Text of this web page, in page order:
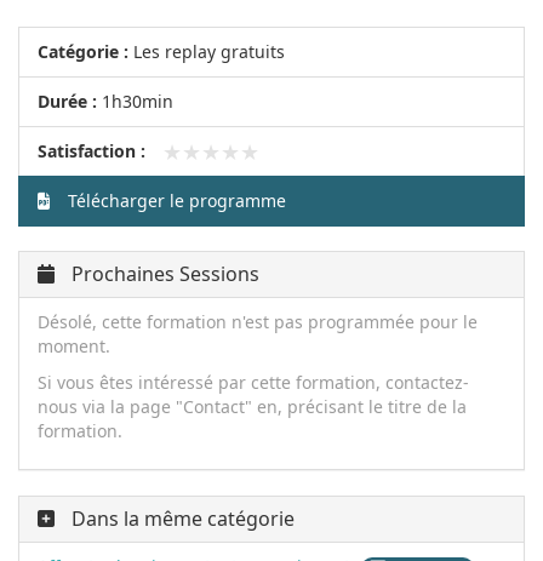
Catégorie : Les replay gratuits
Durée : 1h30min
Satisfaction : ★★★★★
★★★★★
Télécharger le programme
Prochaines Sessions
Désolé, cette formation n'est pas programmée pour le
moment.
Si vous êtes intéressé par cette formation, contactez-
nous via la page "Contact" en, précisant le titre de la
formation.
Dans la même catégorie